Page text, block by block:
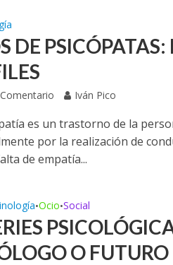
DE PSICÓPATAS:
Iván Pico
es un trastorno de la
por la realización de
de empatía...
•Ocio•Social
O